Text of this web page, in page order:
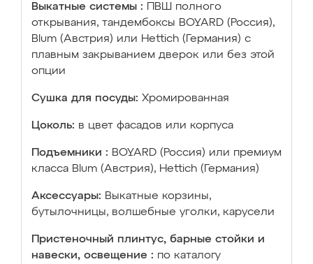
Выкатные системы :
ПВШ полного
открывания, тандембоксы BOYARD (Россия),
Blum (Австрия) или Hettich (Германия) с
плавным закрыванием дверок или без этой
опции
Сушка для посуды: Хромированная
Цоколь: в цвет фасадов или корпуса
Подъемники : BOYARD (Россия) или премиум
класса Blum (Австрия), Hettich (Германия)
Аксессуары: Выкатные корзины,
бутылочницы, волшебные уголки, карусели
Пристеночный плинтус, барные стойки и
навески, освещение : по каталогу